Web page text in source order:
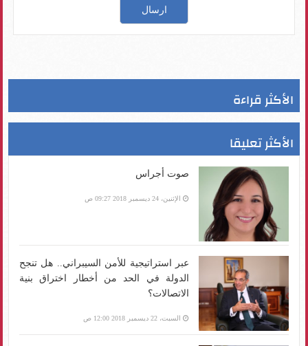
الأكثر قراءة
الأكثر تعليقا
صوت أجراس
الإثنين، 24 ديسمبر 2018 09:27 ص
عبر استراتيجية للأمن السيبراني.. هل تنجح
الدولة في الحد من أخطار اختراق بنية
الاتصالات؟
السبت، 22 ديسمبر 2018 12:00 ص